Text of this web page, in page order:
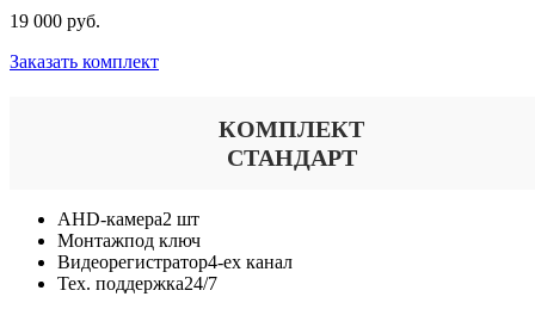
19 000 руб.
Заказать комплект
КОМПЛЕКТ
СТАНДАРТ
AHD-камера2 шт
Монтажпод ключ
Видеорегистратор4-ех канал
Тех. поддержка24/7